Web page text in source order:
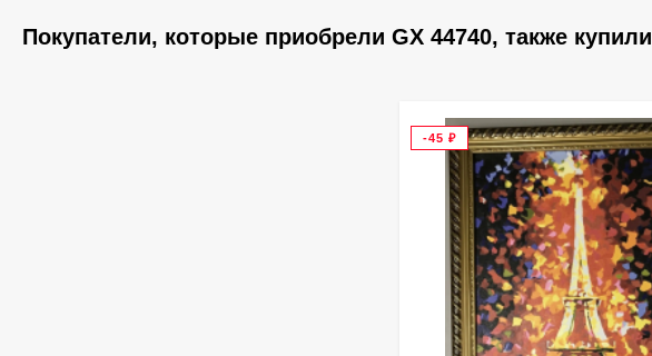
Покупатели, которые приобрели GX 44740, также купили
-45₽